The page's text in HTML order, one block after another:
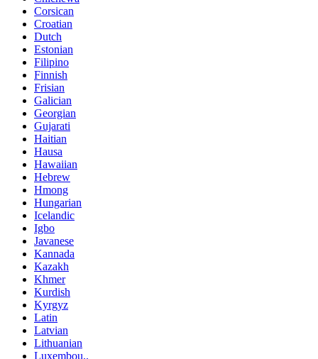
Corsican
Croatian
Dutch
Estonian
Filipino
Finnish
Frisian
Galician
Georgian
Gujarati
Haitian
Hausa
Hawaiian
Hebrew
Hmong
Hungarian
Icelandic
Igbo
Javanese
Kannada
Kazakh
Khmer
Kurdish
Kyrgyz
Latin
Latvian
Lithuanian
Luxembou..